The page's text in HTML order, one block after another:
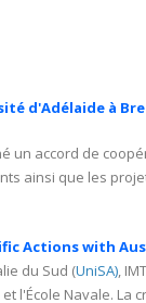
d'Adélaide à
un accord de
ainsi que les
Actions with
du Sud (UniSA), IMT
l'École Navale. La